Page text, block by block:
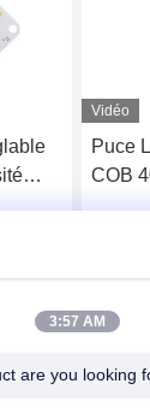
Vidéo
Puce
COB
3:57 AM
are you looking